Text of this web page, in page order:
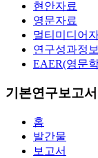
현안자료
영문자료
멀티미디어
연구성과정보
EAER(영문
기본연구보고서
홈
발간물
보고서